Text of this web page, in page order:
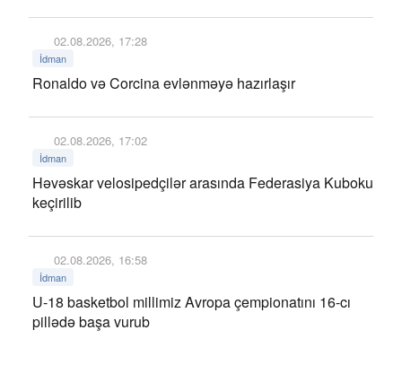
02.08.2026, 17:28
İdman
Ronaldo və Corcina evlənməyə hazırlaşır
02.08.2026, 17:02
İdman
Həvəskar velosipedçilər arasında Federasiya Kuboku
keçirilib
02.08.2026, 16:58
İdman
U-18 basketbol millimiz Avropa çempionatını 16-cı
pillədə başa vurub